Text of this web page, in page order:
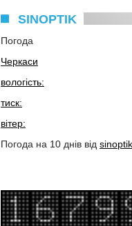
SINOPTIK
Погода
Черкаси
вологість:
тиск:
вітер:
Погода на 10 днів від